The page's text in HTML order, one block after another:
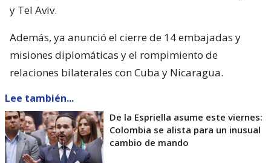
y Tel Aviv.
Además, ya anunció el cierre de 14 embajadas y
misiones diplomáticas y el rompimiento de
relaciones bilaterales con Cuba y Nicaragua.
Lee también...
De la Espriella asume este viernes:
Colombia se alista para un inusual
cambio de mando